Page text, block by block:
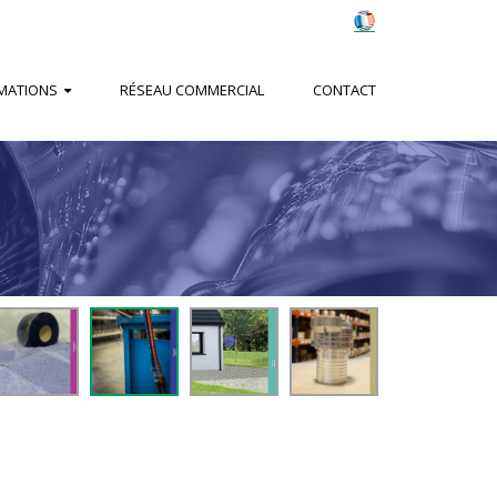
RÉSEAU COMMERCIAL CONTACT